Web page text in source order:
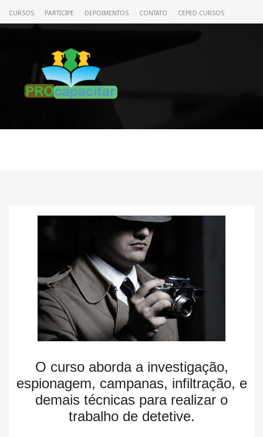
CURSOS PARTICIPE DEPOIMENTOS CONTATO CEPED CURSOS
O curso aborda a investigação,
espionagem, campanas, infiltração, e
demais técnicas para realizar o
trabalho de detetive.